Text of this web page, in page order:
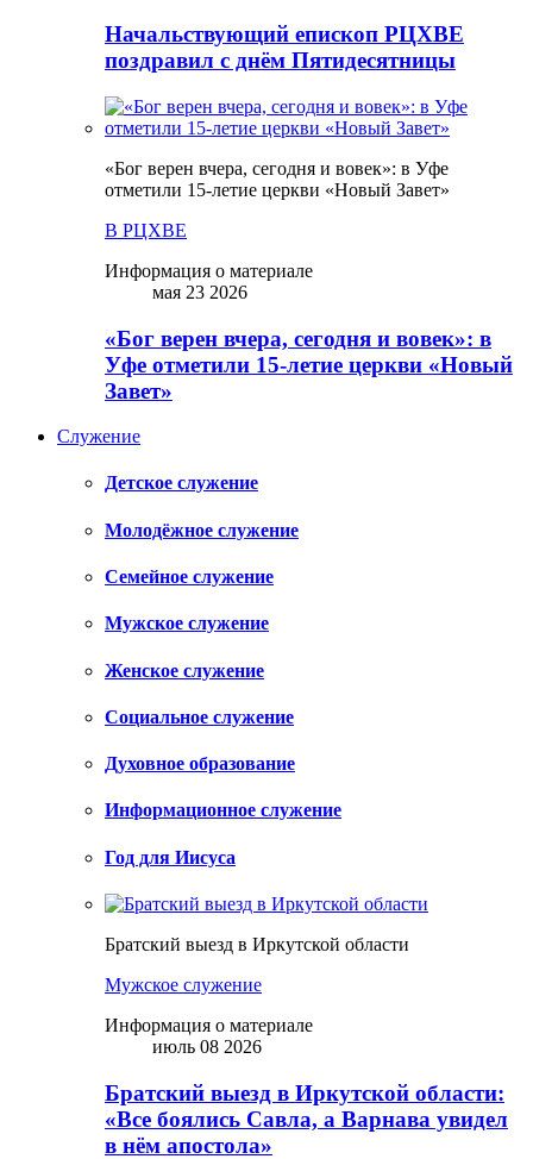
Начальствующий епископ РЦХВЕ
поздравил с днём Пятидесятницы
«Бог верен вчера, сегодня и вовек»: в Уфе
отметили 15-летие церкви «Новый Завет»
В РЦХВЕ
Информация о материале
мая 23 2026
«Бог верен вчера, сегодня и вовек»: в
Уфе отметили 15-летие церкви «Новый
Завет»
Служение
Детское служение
Молодёжное служение
Семейное служение
Мужское служение
Женское служение
Социальное служение
Духовное образование
Информационное служение
Год для Иисуса
Братский выезд в Иркутской области
Мужское служение
Информация о материале
июль 08 2026
Братский выезд в Иркутской области:
«Все боялись Савла, а Варнава увидел
в нём апостола»